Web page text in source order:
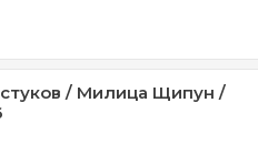
/ Милица Щипун /